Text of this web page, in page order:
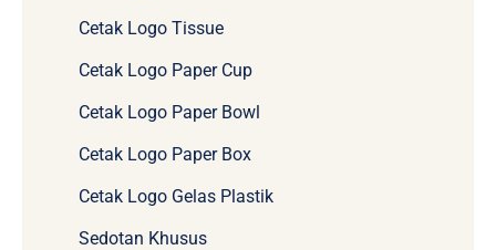
Cetak Logo Tissue
Cetak Logo Paper Cup
Cetak Logo Paper Bowl
Cetak Logo Paper Box
Cetak Logo Gelas Plastik
Sedotan Khusus